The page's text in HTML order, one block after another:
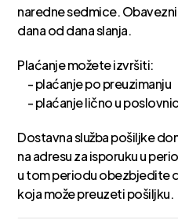
naredne sedmice.
dana od dana slanja.
Plaćanje možete izvršiti:
- plaćanje po preuzimanju
- plaćanje lično u
Dostavna služba pošiljke
na adresu za isporuku u
u tom periodu obezbjedite
koja može preuzeti pošiljku.